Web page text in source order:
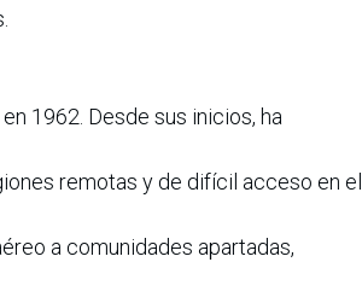
1962. Desde sus inicios, ha
remotas y de difícil acceso en el
a comunidades apartadas,